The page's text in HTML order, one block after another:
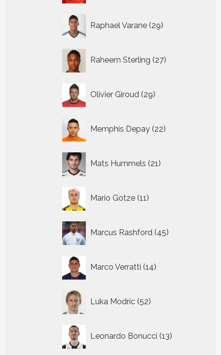
Raphael Varane 29
producten
Raheem Sterling 27
producten
Olivier Giroud 29
producten
Memphis Depay 22
producten
Mats Hummels 21
producten
Mario Gotze 11
producten
Marcus Rashford 45
producten
Marco Verratti 14
producten
Luka Modric 52
producten
Leonardo Bonucci 13
producten